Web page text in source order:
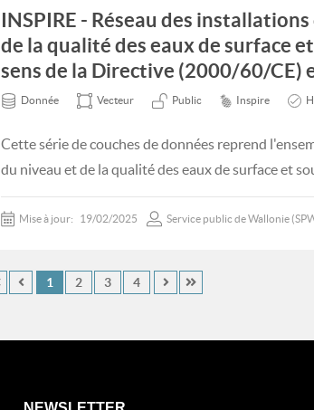
INSPIRE - Réseau des
de la qualité des eaux de surface
sens de la Directive (2000/60/CE)
Donnée Vecteur Public Inspire
Cette série de couches de données reprend
du niveau et de la qualité des eaux de surface et
Mise à jour: 19/02/2025 Service public de Wallonie
1 2 3 4